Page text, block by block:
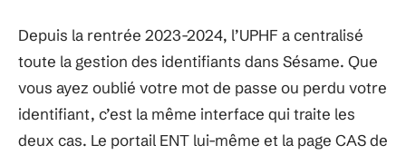
Depuis la rentrée 2023-2024, l’UPHF a centralisé
toute la gestion des identifiants dans Sésame. Que
vous ayez oublié votre mot de passe ou perdu votre
identifiant, c’est la même interface qui traite les
deux cas. Le portail ENT lui-même et la page CAS de